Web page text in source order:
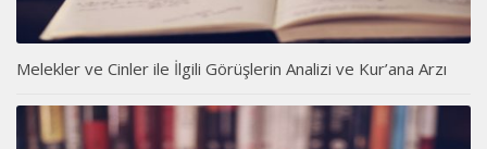
Melekler ve Cinler ile İlgili Görüşlerin Analizi ve Kur’ana Arzı